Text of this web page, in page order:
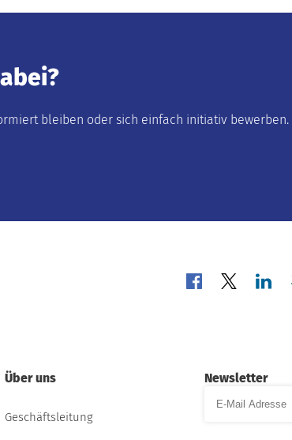
bleiben oder sich einfach initiativ bewerben.
Über uns
Geschäftsleitung
Newsletter